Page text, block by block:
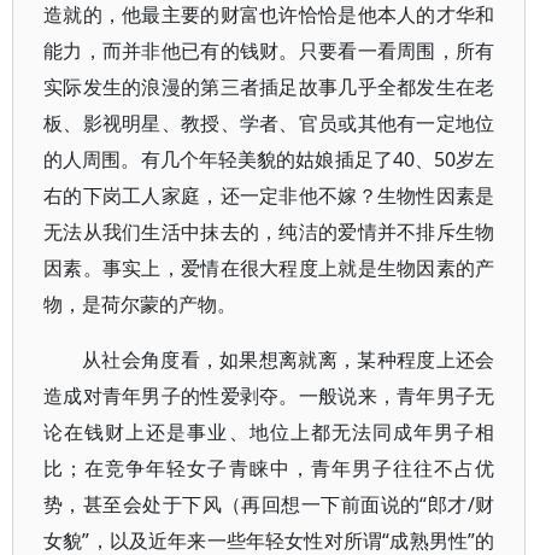
造就的，他最主要的财富也许恰恰是他本人的才华和
能力，而并非他已有的钱财。只要看一看周围，所有
实际发生的浪漫的第三者插足故事几乎全都发生在老
板、影视明星、教授、学者、官员或其他有一定地位
的人周围。有几个年轻美貌的姑娘插足了40、50岁左
右的下岗工人家庭，还一定非他不嫁？生物性因素是
无法从我们生活中抹去的，纯洁的爱情并不排斥生物
因素。事实上，爱情在很大程度上就是生物因素的产
物，是荷尔蒙的产物。
从社会角度看，如果想离就离，某种程度上还会
造成对青年男子的性爱剥夺。一般说来，青年男子无
论在钱财上还是事业、地位上都无法同成年男子相
比；在竞争年轻女子青睐中，青年男子往往不占优
势，甚至会处于下风（再回想一下前面说的“郎才/财
女貌”，以及近年来一些年轻女性对所谓“成熟男性”的